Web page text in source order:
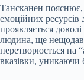
Тансканен
емоційних
проявляється
людина, ще
перетворюється на
вказівки, уникаючи